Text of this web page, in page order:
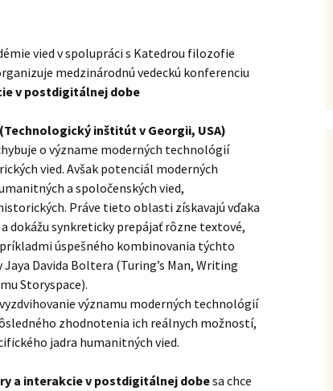
Archív
vied v spolupráci s Katedrou filozofie
medzinárodnú vedeckú konferenciu
v postdigitálnej dobe
inštitút v Georgii, USA)
o význame moderných technológií
vied. Avšak potenciál moderných
a spoločenských vied,
Práve tieto oblasti získavajú vďaka
dokážu synkreticky prepájať rôzne textové,
úspešného kombinovania týchto
Davida Boltera (Turing’s Man, Writing
Storyspace).
významu moderných technológií
zhodnotenia ich reálnych možností,
jadra humanitných vied.
a interakcie v postdigitálnej dobesa chce